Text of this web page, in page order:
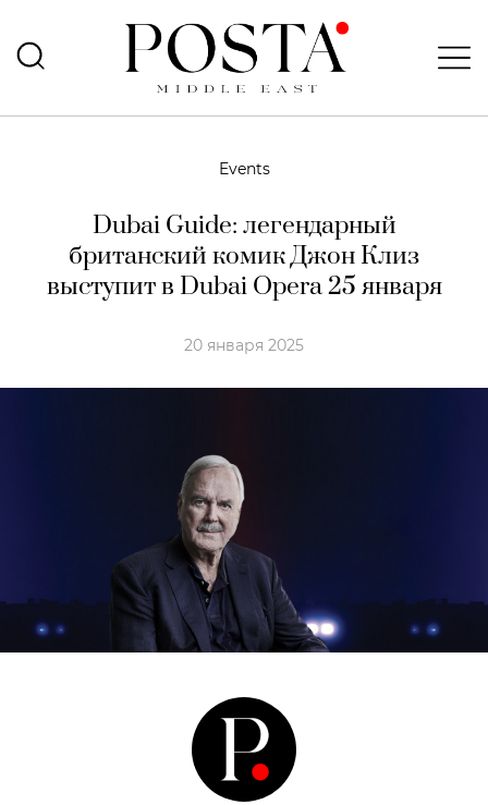
Events
Dubai Guide: легендарный
британский комик Джон Клиз
выступит в Dubai Opera 25 января
20 января 2025